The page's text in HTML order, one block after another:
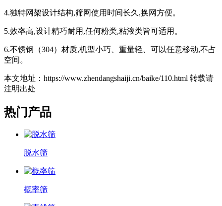
4.独特网架设计结构,筛网使用时间长久,换网方便。
5.效率高,设计精巧耐用,任何粉类,粘液类皆可适用。
6.不锈钢（304）材质,机型小巧、重量轻、可以任意移动,不占
空间。
本文地址：https://www.zhendangshaiji.cn/baike/110.html 转载请
注明出处
热门产品
脱水筛
概率筛